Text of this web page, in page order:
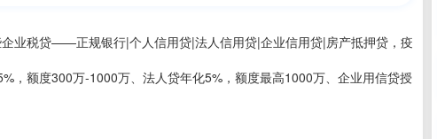
业税贷——正规银行|个人信用贷|法人信用贷|企业信用贷|房产抵押贷，疫
，额度300万-1000万、法人贷年化5%，额度最高1000万、企业用信贷授